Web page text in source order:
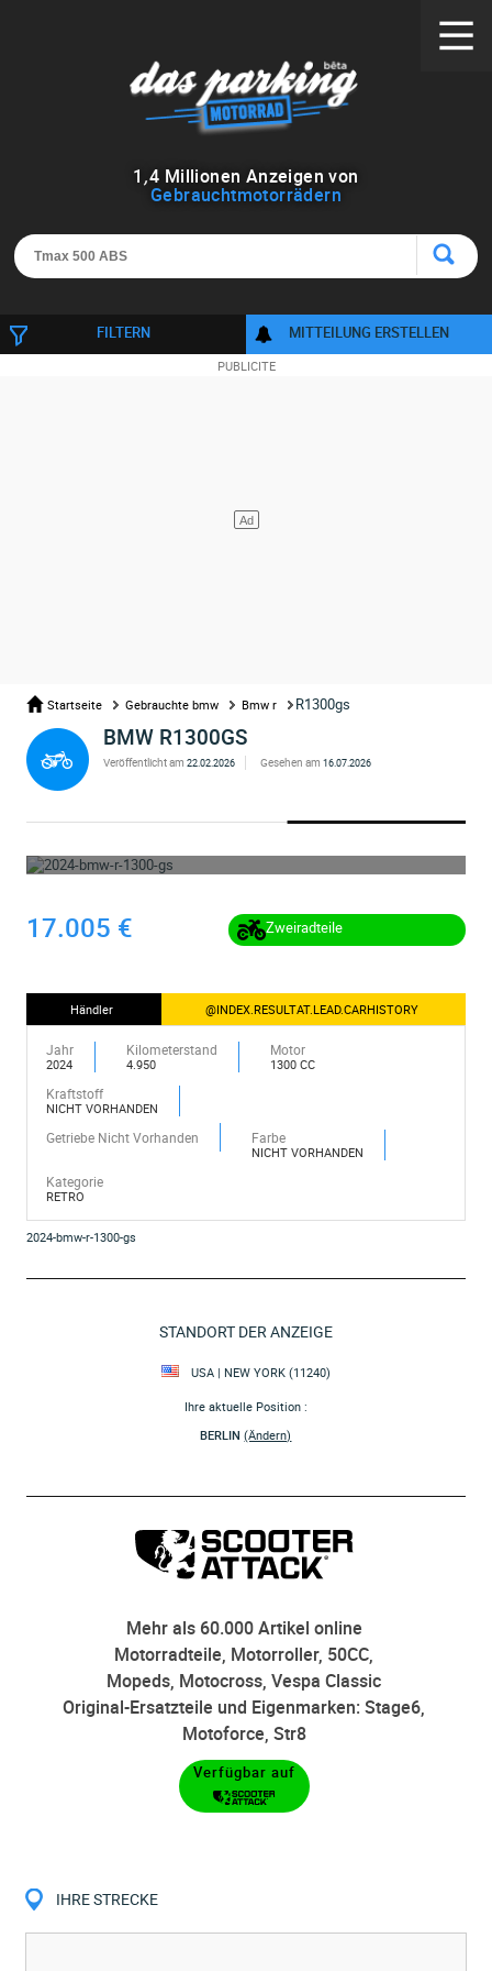
1 ,4 Millionen Anzeigen von
Gebrauchtmotorrädern
FILTERN MITTEILUNG ERSTELLEN
Startseite Gebrauchte bmw Bmw r R1300gs
BMW R1300GS
Veröffentlicht am 22.02.2026 Gesehen am 16.07.2026
17.005 € Zweiradteile
Händler @INDEX.RESULTAT.LEAD.CARHISTORY
Jahr
2024
Kilometerstand
4.950
Motor
1300 CC
Kraftstoff
NICHT VORHANDEN
Getriebe Nicht Vorhanden Farbe
NICHT VORHANDEN
Kategorie
RETRO
2024-bmw-r-1300-gs
STANDORT DER ANZEIGE
USA | NEW YORK (11240)
Ihre aktuelle Position :
BERLIN(Ändern)
Mehr als 60.000 Artikel online
Motorradteile, Motorroller, 50CC,
Mopeds, Motocross, Vespa Classic
Original-Ersatzteile und Eigenmarken: Stage6,
Motoforce, Str8
Verfügbar auf
IHRE STRECKE